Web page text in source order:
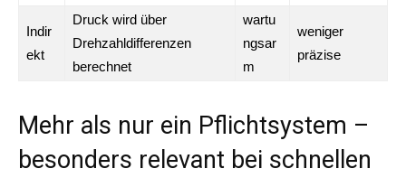
Indir
ekt
Druck wird über
Drehzahldifferenzen
berechnet
wartu
ngsar
m
weniger
präzise
Mehr als nur ein Pflichtsystem –
besonders relevant bei schnellen